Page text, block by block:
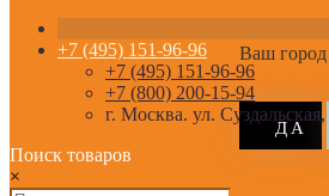
Ваш
+7 (495) 151-96-96
+7 (495) 151-96-96
+7 (800) 200-15-94
г. Москва. ул.
Поиск товаров
×